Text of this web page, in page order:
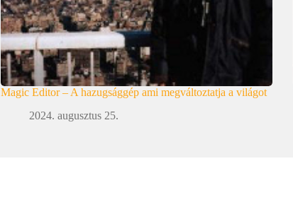
Magic Editor – A hazugsággép ami megváltoztatja a világot
2024. augusztus 25.